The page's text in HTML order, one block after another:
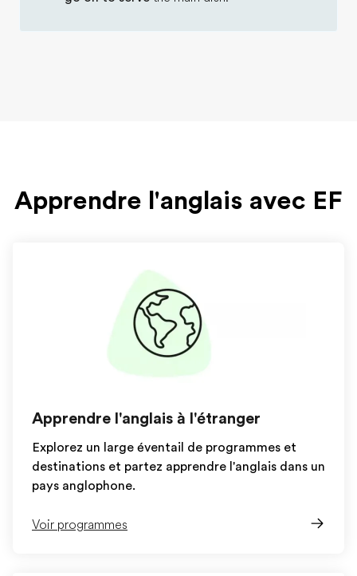
Apprendre l'anglais avec EF
Apprendre l'anglais à l'étranger
Explorez un large éventail de programmes et
destinations et partez apprendre l'anglais dans un
pays anglophone.
Voir programmes